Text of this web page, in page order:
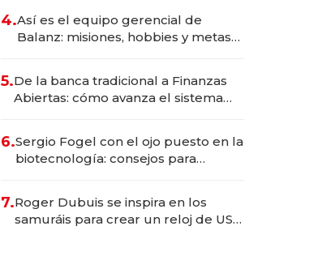
4.Así es el equipo gerencial de
Balanz: misiones, hobbies y metas
5.De la banca tradicional a Finanzas
Abiertas: cómo avanza el sistema
6.Sergio Fogel con el ojo puesto en la
biotecnología: consejos para
7.Roger Dubuis se inspira en los
samuráis para crear un reloj de US$